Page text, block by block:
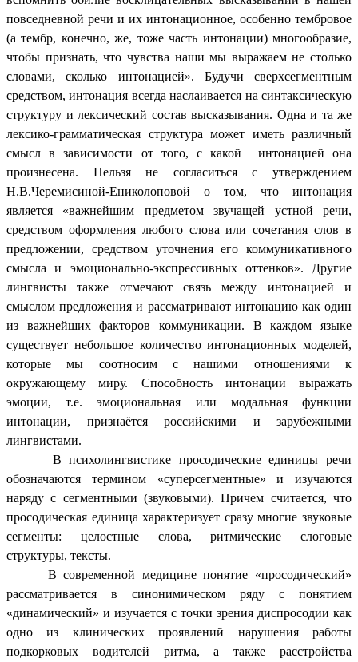
повседневной речи и их интонационное, особенно тембровое
(а тембр, конечно, же, тоже часть интонации) многообразие,
чтобы признать, что чувства наши мы выражаем не столько
словами, сколько интонацией». Будучи сверхсегментным
средством, интонация всегда наслаивается на синтаксическую
структуру и лексический состав высказывания. Одна и та же
лексико-грамматическая структура может иметь различный
смысл в зависимости от того, с какой интонацией она
произнесена. Нельзя не согласиться с утверждением
Н.В.Черемисиной-Ениколоповой о том, что интонация
является «важнейшим предметом звучащей устной речи,
средством оформления любого слова или сочетания слов в
предложении, средством уточнения его коммуникативного
смысла и эмоционально-экспрессивных оттенков». Другие
лингвисты также отмечают связь между интонацией и
смыслом предложения и рассматривают интонацию как один
из важнейших факторов коммуникации. В каждом языке
существует небольшое количество интонационных моделей,
которые мы соотносим с нашими отношениями к
окружающему миру. Способность интонации выражать
эмоции, т.е. эмоциональная или модальная функции
интонации, признаётся российскими и зарубежными
лингвистами.
В психолингвистике просодические единицы речи
обозначаются термином «суперсегментные» и изучаются
наряду с сегментными (звуковыми). Причем считается, что
просодическая единица характеризует сразу многие звуковые
сегменты: целостные слова, ритмические слоговые
структуры, тексты.
В современной медицине понятие «просодический»
рассматривается в синонимическом ряду с понятием
«динамический» и изучается с точки зрения диспросодии как
одно из клинических проявлений нарушения работы
подкорковых водителей ритма, а также расстройства